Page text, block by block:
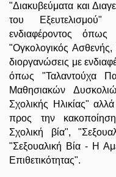
"Διακυβεύματα και
του Εξευτελισμού"
ενδιαφέροντος
"Ογκολογικός Ασθενής,
διοργανώσεις με
όπως "Ταλαντούχα
Μαθησιακών
Σχολικής Ηλικίας"
προς την
Σχολική βία",
"Σεξουαλική Βία - Η
Επιθετικότητας".